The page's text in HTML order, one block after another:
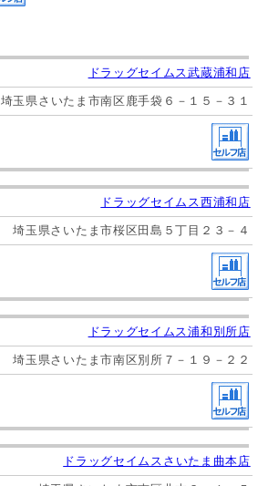
ドラッグセイムス武蔵浦和店
埼玉県さいたま市南区鹿手袋６－１５－３１
ドラッグセイムス西浦和店
埼玉県さいたま市桜区田島５丁目２３－４
ドラッグセイムス浦和別所店
埼玉県さいたま市南区別所７－１９－２２
ドラッグセイムスさいたま曲本店